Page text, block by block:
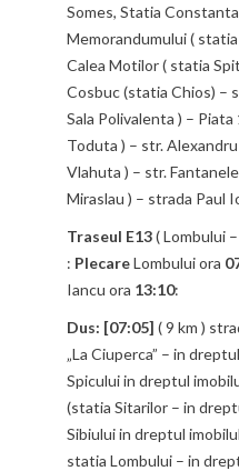
Somes, Statia
Memorandumului (
Calea Motilor ( statia
Cosbuc (statia Chios) –
Sala Polivalenta ) –
Toduta ) – str.
Vlahuta ) – str.
Miraslau ) – strada Paul
Traseul E13( Lombului
: PlecareLombului ora
Iancu ora 13:10:
Dus: [07:05] ( 9 km )
„La Ciuperca” – in
Spicului in dreptul
(statia Sitarilor – in
Sibiului in dreptul
statia Lombului – in